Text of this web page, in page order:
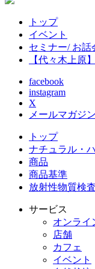
トップ
イベント
セミナー/ お話
【代々木上原
facebook
instagram
X
メールマガジン
トップ
ナチュラル・
商品
商品基準
放射性物質検査
サービス
オンライ
店舗
カフェ
イベント